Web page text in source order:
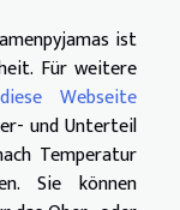
ist
Für weitere
diese Webseite
und Unterteil
Temperatur
Sie können